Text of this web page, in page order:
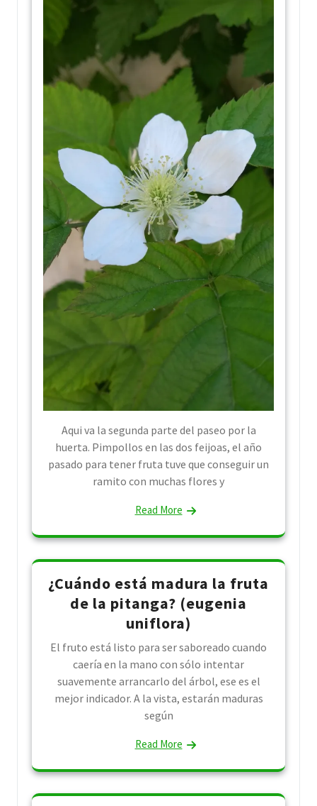
Aqui va la segunda parte del paseo por la
huerta. Pimpollos en las dos feijoas, el año
pasado para tener fruta tuve que conseguir un
ramito con muchas flores y
Read More
¿Cuándo está madura la fruta
de la pitanga? (eugenia
uniflora)
El fruto está listo para ser saboreado cuando
caería en la mano con sólo intentar
suavemente arrancarlo del árbol, ese es el
mejor indicador. A la vista, estarán maduras
según
Read More